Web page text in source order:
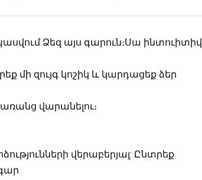
Ձեզ այս գարուն։Սա ինտուիտիվ
մի զույգ կոշիկ և կարդացեք ձեր
վարանելու։
վերաբերյալ: Ընտրեք